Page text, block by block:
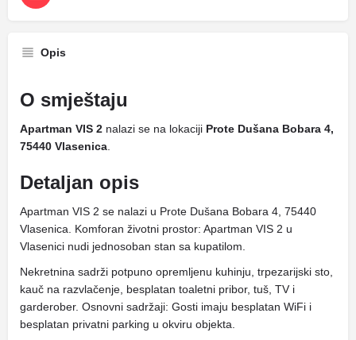
Opis
O smještaju
Apartman VIS 2 nalazi se na lokaciji Prote Dušana Bobara 4,
75440 Vlasenica
Detaljan opis
Apartman VIS 2 se nalazi u Prote Dušana Bobara 4, 75440
Vlasenica. Komforan životni prostor: Apartman VIS 2 u
Vlasenici nudi jednosoban stan sa kupatilom.
Nekretnina sadrži potpuno opremljenu kuhinju, trpezarijski sto,
kauč na razvlačenje, besplatan toaletni pribor, tuš, TV i
garderober. Osnovni sadržaji: Gosti imaju besplatan WiFi i
besplatan privatni parking u okviru objekta.